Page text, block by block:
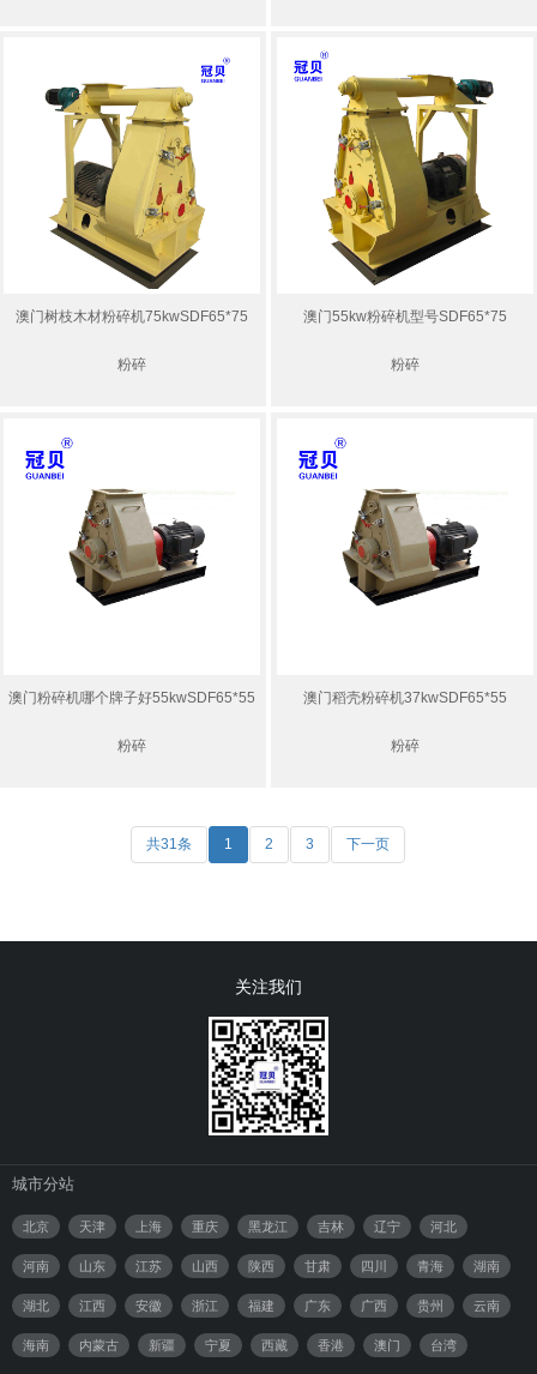
澳门树枝木材粉碎机75kwSDF65*75
粉碎
澳门55kw粉碎机型号SDF65*75
粉碎
澳门粉碎机哪个牌子好55kwSDF65*55
粉碎
澳门稻壳粉碎机37kwSDF65*55
粉碎
共31条 1 2 3 下一页
关注我们
城市分站
北京 天津 上海 重庆 黑龙江 吉林 辽宁 河北
河南 山东 江苏 山西 陕西 甘肃 四川 青海 湖南
湖北 江西 安徽 浙江 福建 广东 广西 贵州 云南
海南 内蒙古 新疆 宁夏 西藏 香港 澳门 台湾